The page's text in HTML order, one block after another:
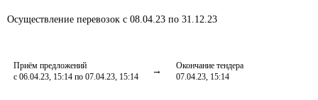
Осуществление перевозок с 08.04.23 по 31.12.23
Приём предложений
с 06.04.23, 15:14 по 07.04.23, 15:14
Окончание тендера
07.04.23, 15:14